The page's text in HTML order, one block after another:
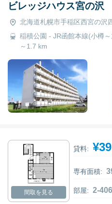
ビレッジハウス宮の沢
北海道札幌市手稲区西宮の沢
稲積公園 - JR函館本線(小樽
～1.7 km
間取を見る
貸料:
専有面積:
部屋: 2-